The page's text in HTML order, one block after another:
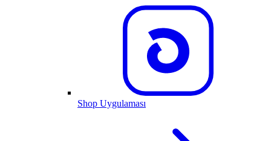
Shop Uygulaması